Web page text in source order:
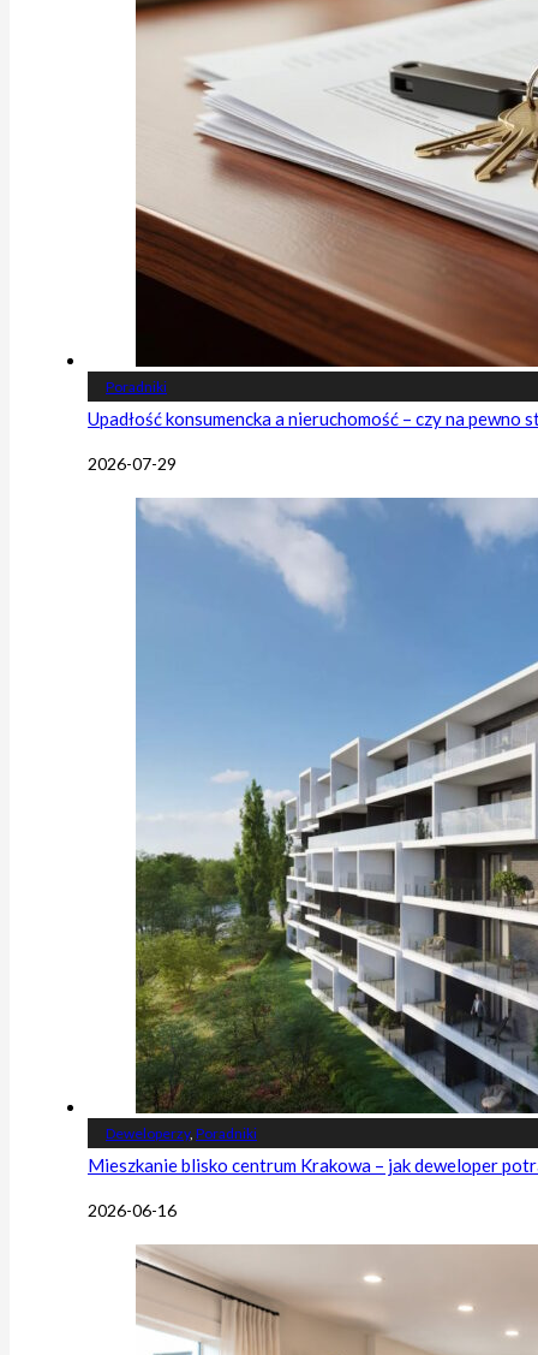
Poradniki
Upadłość konsumencka a nieruchomość – czy na pewno
2026-07-29
Deweloperzy, Poradniki
Mieszkanie blisko centrum Krakowa – jak deweloper
2026-06-16